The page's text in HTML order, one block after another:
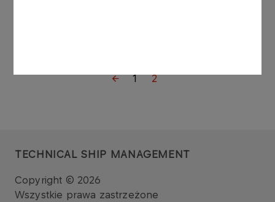
1 2
TECHNICAL SHIP MANAGEMENT
Copyright © 2026
Wszystkie prawa zastrzeżone